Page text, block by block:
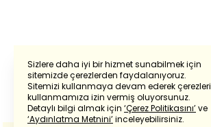
Sizlere daha iyi bir hizmet sunabilmek için
sitemizde çerezlerden faydalanıyoruz.
Sitemizi kullanmaya devam ederek çerezleri
kullanmamıza izin vermiş oluyorsunuz.
Detaylı bilgi almak için ‘Çerez Politikasını’ve
‘Aydınlatma Metnini’inceleyebilirsiniz.
Powered by Translate